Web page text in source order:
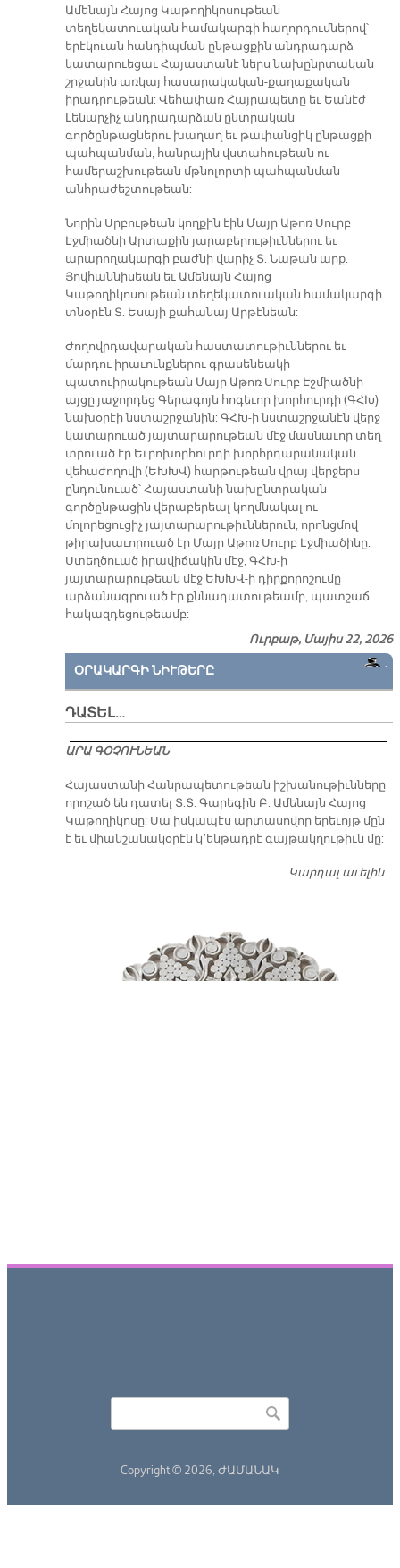
Ամենայն Հայոց Կաթողիկոսութեան
տեղեկատուական համակարգի հաղորդումներով՝
երէկուան հանդիպման ընթացքին անդրադարձ
կատարուեցաւ Հայաստանէ ներս նախընրտական
շրջանին առկայ հասարակական-քաղաքական
իրադրութեան: Վեհափառ Հայրապետը եւ Եանէժ
Լենարչիչ անդրադարձան ընտրական
գործընթացներու խաղաղ եւ թափանցիկ ընթացքի
պահպանման, հանրային վստահութեան ու
համերաշխութեան մթնոլորտի պահպանման
անհրաժեշտութեան:
Նորին Սրբութեան կողքին էին Մայր Աթոռ Սուրբ
Էջմիածնի Արտաքին յարաբերութիւններու եւ
արարողակարգի բաժնի վարիչ Տ. Նաթան արք.
Յովհաննիսեան եւ Ամենայն Հայոց
Կաթողիկոսութեան տեղեկատուական համակարգի
տնօրէն Տ. Եսայի քահանայ Արթէնեան:
Ժողովրդավարական հաստատութիւններու եւ
մարդու իրաւունքներու գրասենեակի
պատուիրակութեան Մայր Աթոռ Սուրբ Էջմիածնի
այցը յաջորդեց Գերագոյն հոգեւոր խորհուրդի (ԳՀԽ)
նախօրէի նստաշրջանին: ԳՀԽ-ի նստաշրջանէն վերջ
կատարուած յայտարարութեան մէջ մասնաւոր տեղ
տրուած էր Եւրոխորհուրդի խորհրդարանական
վեհաժողովի (ԵԽԽՎ) հարթութեան վրայ վերջերս
ընդունուած՝ Հայաստանի նախընտրական
գործընթացին վերաբերեալ կողմնակալ ու
մոլորեցուցիչ յայտարարութիւններուն, որոնցմով
թիրախաւորուած էր Մայր Աթոռ Սուրբ Էջմիածինը:
Ստեղծուած իրավիճակին մէջ, ԳՀԽ-ի
յայտարարութեան մէջ ԵԽԽՎ-ի դիրքորոշումը
արձանագրուած էր քննադատութեամբ, պատշաճ
հակազդեցութեամբ:
Ուրբաթ, Մայիս 22, 2026
ՕՐԱԿԱՐԳԻ ՆԻՒԹԵՐԸ
ԴԱՏԵԼ…
ԱՐԱ ԳՕՉՈՒՆԵԱՆ
​Հայաստանի Հանրապետութեան իշխանութիւնները
որոշած են դատել Տ.Տ. Գարեգին Բ. Ամենայն Հայոց
Կաթողիկոսը: Սա իսկապէս արտասովոր երեւոյթ մըն
է եւ միանշանակօրէն կ՚ենթադրէ գայթակղութիւն մը:
Կարդալ աւելին
Copyright © 2026, ԺԱՄԱՆԱԿ